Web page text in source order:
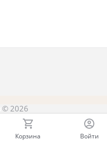
© 2026
Корзина Войти